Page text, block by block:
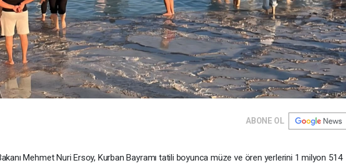
ABONE OL
Mehmet Nuri Ersoy, Kurban Bayramı tatili boyunca müze ve ören yerlerini 1 milyon 514